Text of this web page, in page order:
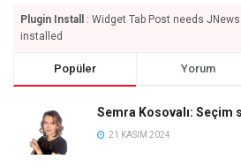
Plugin Install
: Widget Tab Post needs
installed
Popüler Yorum
Semra Kosovalı: Seçim
21 KASIM 2024